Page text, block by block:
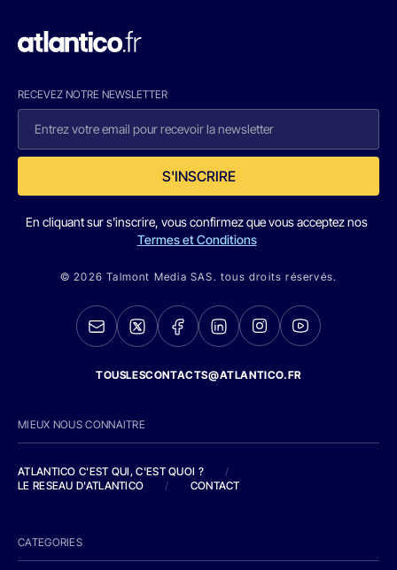
RECEVEZ NOTRE NEWSLETTER
S'INSCRIRE
En cliquant sur s'inscrire, vous confirmez que vous acceptez nos
Termes et Conditions
© 2026 Talmont Media SAS. tous droits réservés.
TOUSLESCONTACTS@ATLANTICO.FR
MIEUX NOUS CONNAITRE
ATLANTICO C'EST QUI, C'EST QUOI ?
/
LE RESEAU D'ATLANTICO
/ CONTACT
CATEGORIES